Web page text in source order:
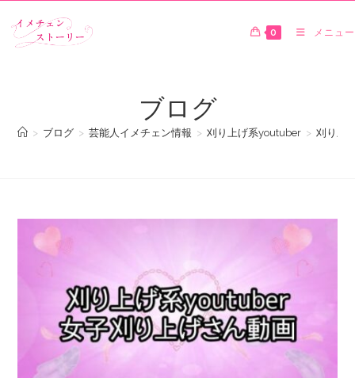
0 メニュー
ブログ
> ブログ > 芸能人イメチェン情報 > 刈り上げ系youtuber > 刈り上